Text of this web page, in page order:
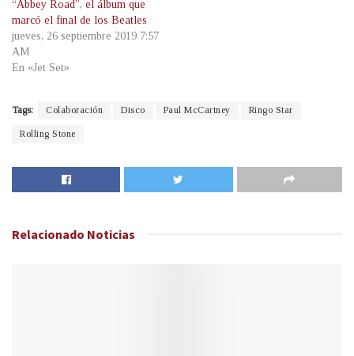
“Abbey Road”, el álbum que
marcó el final de los Beatles
jueves, 26 septiembre 2019 7:57
AM
En «Jet Set»
Tags: Colaboración Disco Paul McCartney Ringo Star
Rolling Stone
Relacionado Noticias